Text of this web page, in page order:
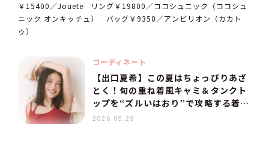
￥15400／Jouete リング￥19800／ココシュニック（ココシュ
ニック オンキッチュ） バッグ￥9350／アンビリオン（カカト
ゥ）
コーディネート
【出口夏希】この夏はちょっぴりあざ
とく！旬の重ね着風キャミ＆タンクト
ップを“ズルいはおり”で攻略する着こ
なし術
2026.05.29